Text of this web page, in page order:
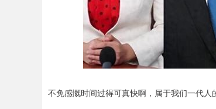
不免感慨时间过得可真快啊，属于我们一代人